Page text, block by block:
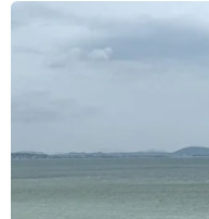
nhân mất tích sau vụ
Mũi Nghê
Ngành nào dẫn đầu
Trường Đại học
Đại học Quốc gia Hà